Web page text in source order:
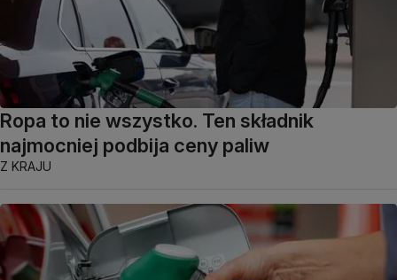
Ropa to nie wszystko. Ten składnik
najmocniej podbija ceny paliw
Z KRAJU